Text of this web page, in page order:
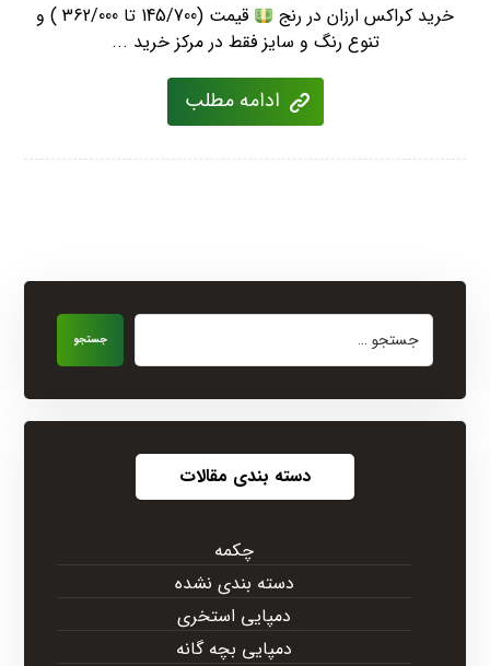
خرید کراکس ارزان در رنج
قیمت (145/700 تا 362/000 ) و
تنوع رنگ و سایز فقط در مرکز خرید ...
ادامه مطلب
جستجو
دسته بندی مقالات
چکمه
دسته بندی نشده
دمپایی استخری
دمپایی بچه گانه